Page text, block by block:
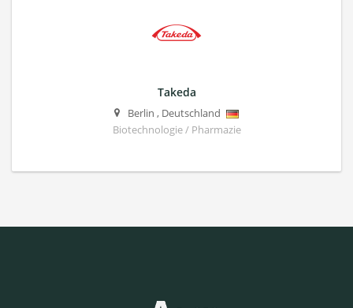
Takeda
Berlin , Deutschland
Biotechnologie / Pharmazie